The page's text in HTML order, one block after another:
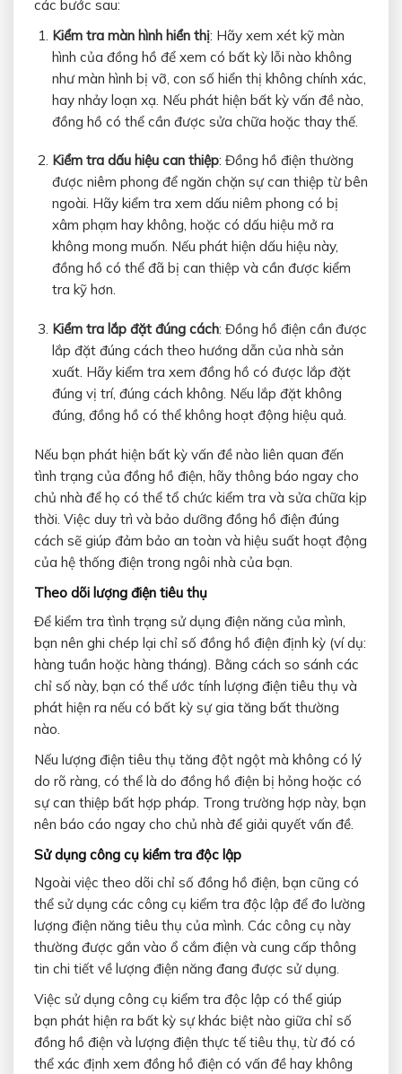
các bước sau:
Kiểm tra màn hình hiển thị: Hãy xem xét kỹ màn
hình của đồng hồ để xem có bất kỳ lỗi nào không
như màn hình bị vỡ, con số hiển thị không chính xác,
hay nhảy loạn xạ. Nếu phát hiện bất kỳ vấn đề nào,
đồng hồ có thể cần được sửa chữa hoặc thay thế.
Kiểm tra dấu hiệu can thiệp: Đồng hồ điện thường
được niêm phong để ngăn chặn sự can thiệp từ bên
ngoài. Hãy kiểm tra xem dấu niêm phong có bị
xâm phạm hay không, hoặc có dấu hiệu mở ra
không mong muốn. Nếu phát hiện dấu hiệu này,
đồng hồ có thể đã bị can thiệp và cần được kiểm
tra kỹ hơn.
Kiểm tra lắp đặt đúng cách: Đồng hồ điện cần được
lắp đặt đúng cách theo hướng dẫn của nhà sản
xuất. Hãy kiểm tra xem đồng hồ có được lắp đặt
đúng vị trí, đúng cách không. Nếu lắp đặt không
đúng, đồng hồ có thể không hoạt động hiệu quả.
Nếu bạn phát hiện bất kỳ vấn đề nào liên quan đến
tình trạng của đồng hồ điện, hãy thông báo ngay cho
chủ nhà để họ có thể tổ chức kiểm tra và sửa chữa kịp
thời. Việc duy trì và bảo dưỡng đồng hồ điện đúng
cách sẽ giúp đảm bảo an toàn và hiệu suất hoạt động
của hệ thống điện trong ngôi nhà của bạn.
Theo dõi lượng điện tiêu thụ
Để kiểm tra tình trạng sử dụng điện năng của mình,
bạn nên ghi chép lại chỉ số đồng hồ điện định kỳ (ví dụ:
hàng tuần hoặc hàng tháng). Bằng cách so sánh các
chỉ số này, bạn có thể ước tính lượng điện tiêu thụ và
phát hiện ra nếu có bất kỳ sự gia tăng bất thường
nào.
Nếu lượng điện tiêu thụ tăng đột ngột mà không có lý
do rõ ràng, có thể là do đồng hồ điện bị hỏng hoặc có
sự can thiệp bất hợp pháp. Trong trường hợp này, bạn
nên báo cáo ngay cho chủ nhà để giải quyết vấn đề.
Sử dụng công cụ kiểm tra độc lập
Ngoài việc theo dõi chỉ số đồng hồ điện, bạn cũng có
thể sử dụng các công cụ kiểm tra độc lập để đo lường
lượng điện năng tiêu thụ của mình. Các công cụ này
thường được gắn vào ổ cắm điện và cung cấp thông
tin chi tiết về lượng điện năng đang được sử dụng.
Việc sử dụng công cụ kiểm tra độc lập có thể giúp
bạn phát hiện ra bất kỳ sự khác biệt nào giữa chỉ số
đồng hồ điện và lượng điện thực tế tiêu thụ, từ đó có
thể xác định xem đồng hồ điện có vấn đề hay không